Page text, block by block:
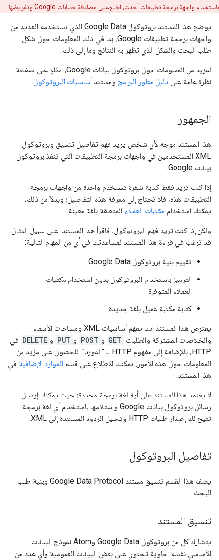
باستخدام واجهة برمجة تطبيقات أحدث، اطلع على مصادقة حسابات Google وتفويضها
يوضح هذا المستند بروتوكول Google Data الذي تستخدمه العديد من
واجهات برمجة تطبيقات Google، بما في ذلك المعلومات حول شكل
طلب البحث والشكل الذي تظهر به النتائج وما إلى ذلك.
لمزيد من المعلومات حول بروتوكول بيانات Google، اطلع على صفحة
نظرة عامة على دليل مطور البرامج ومستندأساسيات البروتوكول.
الجمهور
هذا المستند موجه لأي شخص يريد فهم تفاصيل تنسيق وبروتوكول
XML المستخدمين في واجهات برمجة التطبيقات التي تنفذ بروتوكول
بيانات Google.
إذا كنت تريد فقط كتابة شفرة تستخدم واحدة من واجهات برمجة
التطبيقات هذه، فلا تحتاج إلى معرفة هذه التفاصيل؛ وبدلاً من ذلك،
يمكنك استخدام مكتبات العملاء المتعلقة بلغة معينة.
ولكن إذا كنت تريد فهم البروتوكول، فاقرأ هذا المستند. على سبيل المثال،
قد ترغب في قراءة هذا المستند لمساعدتك في أي من المهام التالية:
تقييم بنية بروتوكول Google Data
الترميز باستخدام البروتوكول بدون استخدام مكتبات
العملاء المتوفرة
كتابة مكتبة عميل بلغة جديدة
يفترض هذا المستند أنك تفهم أساسيات XML ومساحات الأسماء
والخلاصات المشتركة والطلبات GET و POST و PUT و DELETE في
HTTP، بالإضافة إلى مفهوم HTTP لـ "المورد". للحصول على مزيد من
المعلومات حول هذه الأمور، يمكنك الاطلاع على قسم الموارد الإضافية في
هذا المستند.
لا يعتمد هذا المستند على أية لغة برمجة محددة؛ حيث يمكنك إرسال
رسائل بروتوكول بيانات Google واستلامها باستخدام أي لغة برمجة
تتيح لك إصدار طلبات HTTP وتحليل الردود المستندة إلى XML.
تفاصيل البروتوكول
يصف هذا القسم تنسيق مستند Google Data Protocol وبنية طلب
البحث.
تنسيق المستند
يتشارك كل من بروتوكول Google Data وAtom نموذج البيانات
الأساسي نفسه: حاوية تحتوي على بعض البيانات العمومية وأي عدد من